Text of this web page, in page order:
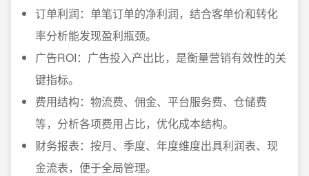
订单利润：单笔订单的净利润，结合客单价和转化
率分析能发现盈利瓶颈。
广告ROI：广告投入产出比，是衡量营销有效性的关
键指标。
费用结构：物流费、佣金、平台服务费、仓储费
等，分析各项费用占比，优化成本结构。
财务报表：按月、季度、年度维度出具利润表、现
金流表，便于全局管理。